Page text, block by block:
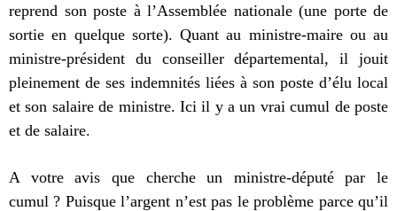
reprend son poste à l’Assemblée nationale (une porte de
sortie en quelque sorte). Quant au ministre-maire ou au
ministre-président du conseiller départemental, il jouit
pleinement de ses indemnités liées à son poste d’élu local
et son salaire de ministre. Ici il y a un vrai cumul de poste
et de salaire.
A votre avis que cherche un ministre-député par le
cumul ? Puisque l’argent n’est pas le problème parce qu’il